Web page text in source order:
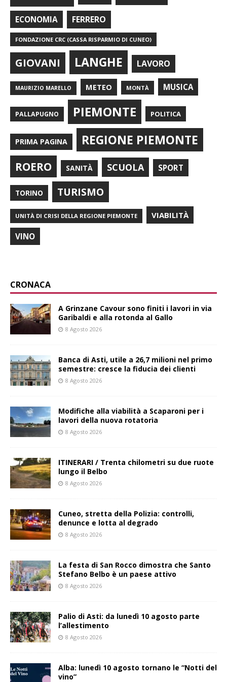
ECONOMIA FERRERO
FONDAZIONE CRC (CASSA RISPARMIO DI CUNEO)
GIOVANI LANGHE LAVORO
MAURIZIO MARELLO METEO MONTÀ MUSICA
PALLAPUGNO PIEMONTE POLITICA
PRIMA PAGINA REGIONE PIEMONTE
ROERO SANITÀ SCUOLA SPORT
TORINO TURISMO
UNITÀ DI CRISI DELLA REGIONE PIEMONTE VIABILITÀ
VINO
CRONACA
A Grinzane Cavour sono finiti i lavori in via
Garibaldi e alla rotonda al Gallo
8 Agosto 2026
Banca di Asti, utile a 26,7 milioni nel primo
semestre: cresce la fiducia dei clienti
8 Agosto 2026
Modifiche alla viabilità a Scaparoni per i
lavori della nuova rotatoria
8 Agosto 2026
ITINERARI / Trenta chilometri su due ruote
lungo il Belbo
8 Agosto 2026
Cuneo, stretta della Polizia: controlli,
denunce e lotta al degrado
8 Agosto 2026
La festa di San Rocco dimostra che Santo
Stefano Belbo è un paese attivo
8 Agosto 2026
Palio di Asti: da lunedì 10 agosto parte
l’allestimento
8 Agosto 2026
Alba: lunedì 10 agosto tornano le “Notti del
vino”